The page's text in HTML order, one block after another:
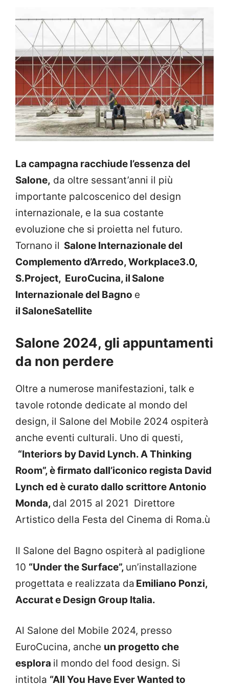
La campagna racchiude l’essenza del
Salone, da oltre sessant’anni il più
importante palcoscenico del design
internazionale, e la sua costante
evoluzione che si proietta nel futuro.
Tornano il Salone Internazionale del
Complemento d’Arredo, Workplace3.0,
S.Project, EuroCucina, il Salone
Internazionale del Bagno e
il SaloneSatellite
Salone 2024, gli appuntamenti
da non perdere
Oltre a numerose manifestazioni, talk e
tavole rotonde dedicate al mondo del
design, il Salone del Mobile 2024 ospiterà
anche eventi culturali. Uno di questi,
“Interiors by David Lynch. A Thinking
Room”, è firmato dall’iconico regista David
Lynch ed è curato dallo scrittore Antonio
Monda, dal 2015 al 2021 Direttore
Artistico della Festa del Cinema di Roma.ù
Il Salone del Bagno ospiterà al padiglione
10 “Under the Surface”, un’installazione
progettata e realizzata da Emiliano Ponzi,
Accurat e Design Group Italia.
Al Salone del Mobile 2024, presso
EuroCucina, anche un progetto che
esplora il mondo del food design. Si
intitola “All You Have Ever Wanted to